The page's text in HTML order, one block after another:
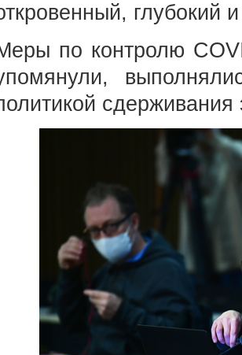
глубокий
по контролю